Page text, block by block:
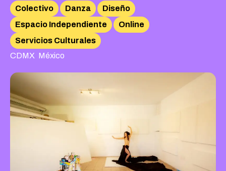
Colectivo Danza
Diseño
Espacio Independiente
Online
Servicios Culturales
CDMX México